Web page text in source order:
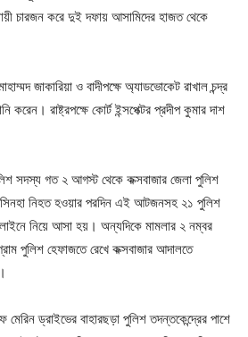
চারজন করে দুই দফায় আসামিদের হাজত থেকে
জাকারিয়া ও বাদীপক্ষে অ্যাডভোকেট রাখাল চন্দ্র
করেন। রাষ্ট্রপক্ষে কোর্ট ইন্সপেক্টর প্রদীপ কুমার দাশ
সদস্য গত ২ আগস্ট থেকে কক্সবাজার জেলা পুলিশ
নিহত হওয়ার পরদিন এই আটজনসহ ২১ পুলিশ
নিয়ে আসা হয়। অন্যদিকে মামলার ২ নম্বর
পুলিশ হেফাজতে রেখে কক্সবাজার আদালতে
ড্রাইভের বাহারছড়া পুলিশ তদন্তকেন্দ্রের পাশে